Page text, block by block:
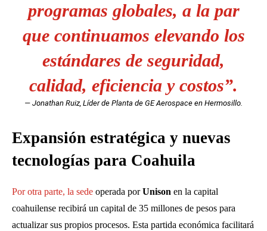
programas globales, a la par
que continuamos elevando los
estándares de seguridad,
calidad, eficiencia y costos”.
— Jonathan Ruiz, Líder de Planta de GE Aerospace en Hermosillo.
Expansión estratégica y nuevas
tecnologías para Coahuila
Por otra parte, la sede operada porUnison en la capital
coahuilense recibirá un capital de 35 millones de pesos para
actualizar sus propios procesos. Esta partida económica facilitará